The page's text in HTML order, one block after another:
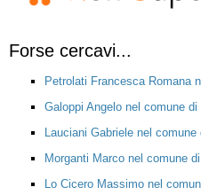
Forse cercavi...
Petrolati Francesca Romana
Galoppi Angelo nel comune
Lauciani Gabriele nel comune
Morganti Marco nel comune
Lo Cicero Massimo nel